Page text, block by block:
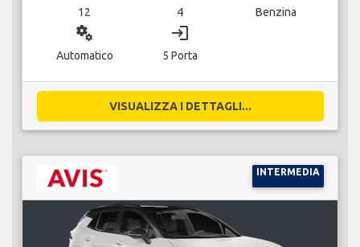
12 4 Benzina
miscellaneous_services
Automatico
login
5 Porta
VISUALIZZA I DETTAGLI...
INTERMEDIA